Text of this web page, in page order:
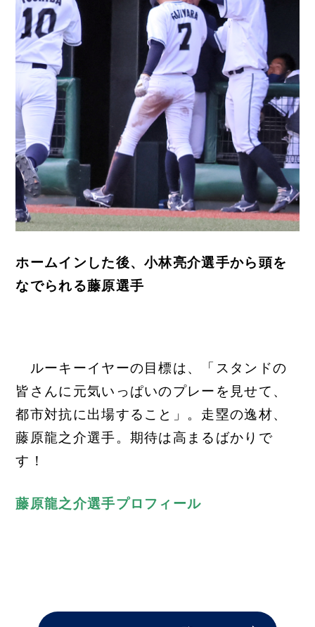
ホームインした後、小林亮介選手から頭を
なでられる藤原選手
ルーキーイヤーの目標は、「スタンドの
皆さんに元気いっぱいのプレーを見せて、
都市対抗に出場すること」。走塁の逸材、
藤原龍之介選手。期待は高まるばかりで
す！
藤原龍之介選手プロフィール